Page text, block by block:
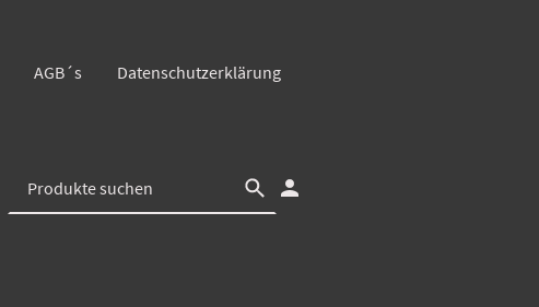
AGB´s Datenschutzerklärung